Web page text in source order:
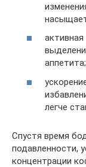
аппетита;
легче
Спустя время
подавленности,
концентрации